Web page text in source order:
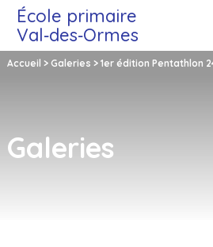
École primaire
Val‑des‑Ormes
Accueil > Galeries > 1er édition Pentathlon
Galeries